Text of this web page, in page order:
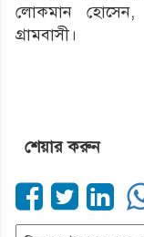
লোকমান
গ্রামবাসী।
শেয়ার করুন